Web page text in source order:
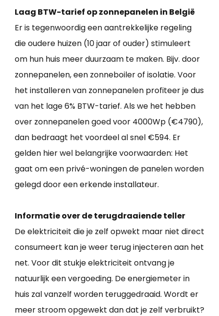
Laag BTW-tarief op zonnepanelen in België
Er is tegenwoordig een aantrekkelijke regeling
die oudere huizen (10 jaar of ouder) stimuleert
om hun huis meer duurzaam te maken. Bijv. door
zonnepanelen, een zonneboiler of isolatie. Voor
het installeren van zonnepanelen profiteer je dus
van het lage 6% BTW-tarief. Als we het hebben
over zonnepanelen goed voor 4000Wp (€4790),
dan bedraagt het voordeel al snel €594. Er
gelden hier wel belangrijke voorwaarden: Het
gaat om een privé-woningen de panelen worden
gelegd door een erkende installateur.
Informatie over de terugdraaiende teller
De elektriciteit die je zelf opwekt maar niet direct
consumeert kan je weer terug injecteren aan het
net. Voor dit stukje elektriciteit ontvang je
natuurlijk een vergoeding. De energiemeter in
huis zal vanzelf worden teruggedraaid. Wordt er
meer stroom opgewekt dan dat je zelf verbruikt?